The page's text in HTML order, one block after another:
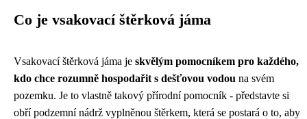
Co je vsakovací štěrková jáma
Vsakovací štěrková jáma je skvělým pomocníkem pro každého,
kdo chce rozumně hospodařit s dešťovou vodou na svém
pozemku. Je to vlastně takový přírodní pomocník - představte si
obří podzemní nádrž vyplněnou štěrkem, která se postará o to, aby